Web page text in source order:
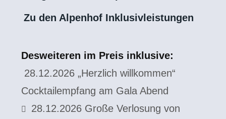
Zu den Alpenhof Inklusivleistungen
Desweiteren im Preis inklusive:
28.12.2026 „Herzlich willkommen“
Cocktailempfang am Gala Abend
28.12.2026 Große Verlosung von